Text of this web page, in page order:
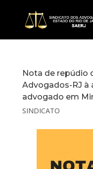
Nota de repúdio
Advogados-RJ à
advogado em
SINDICATO